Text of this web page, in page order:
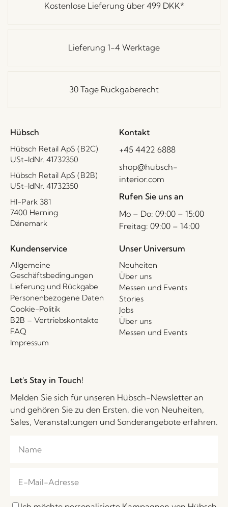
Kostenlose Lieferung über 499 DKK*
Lieferung 1-4 Werktage
30 Tage Rückgaberecht
Hübsch
Hübsch Retail ApS (B2C)
USt-IdNr. 41732350
Hübsch Retail ApS (B2B)
USt-IdNr. 41732350
HI-Park 381
7400 Herning
Dänemark
Kontakt
+45 4422 6888
shop@hubsch-
interior.com
Rufen Sie uns an
Mo – Do: 09:00 – 15:00
Freitag: 09:00 – 14:00
Kundenservice
Allgemeine
Geschäftsbedingungen
Lieferung und Rückgabe
Personenbezogene Daten
Cookie-Politik
B2B – Vertriebskontakte
FAQ
Impressum
Unser Universum
Neuheiten
Über uns
Messen und Events
Stories
Jobs
Über uns
Messen und Events
Let's Stay in Touch!
Melden Sie sich für unseren Hübsch-Newsletter an
und gehören Sie zu den Ersten, die von Neuheiten,
Sales, Veranstaltungen und Sonderangebote erfahren.